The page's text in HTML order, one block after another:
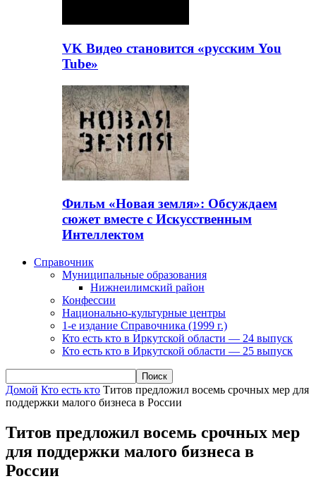
VK Видео становится «русским You
Tube»
Фильм «Новая земля»: Обсуждаем
сюжет вместе с Искусственным
Интеллектом
Справочник
Муниципальные образования
Нижнеилимский район
Конфессии
Национально-культурные центры
1-е издание Справочника (1999 г.)
Кто есть кто в Иркутской области — 24 выпуск
Кто есть кто в Иркутской области — 25 выпуск
Домой Кто есть кто Титов предложил восемь срочных мер для
поддержки малого бизнеса в России
Титов предложил восемь срочных мер
для поддержки малого бизнеса в
России